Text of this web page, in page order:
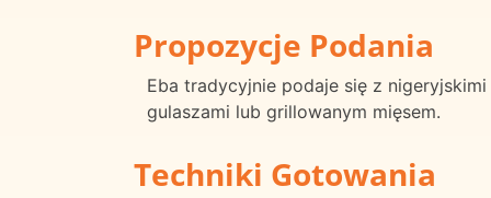
Propozycje Podania
Eba tradycyjnie podaje się z
gulaszami lub grillowanym mięsem.
Techniki Gotowania